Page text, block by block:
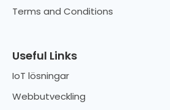
Terms and Conditions
Useful Links
IoT lösningar
Webbutveckling